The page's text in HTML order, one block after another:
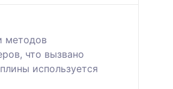
методов
что вызвано
используется